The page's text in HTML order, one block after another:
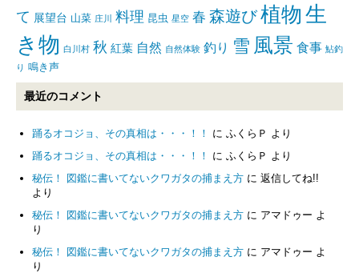
て 展望台 山菜 庄川 料理 昆虫 星空 春 森遊び植物 生
き物 白川村 秋 紅葉 自然 自然体験 釣り 雪 風景 食事 鮎釣
り 鳴き声
最近のコメント
踊るオコジョ、その真相は・・・！！ に ふくらＰ より
踊るオコジョ、その真相は・・・！！
に ふくらＰ より
秘伝！ 図鑑に書いてないクワガタの捕まえ方 に 返信してね!!
より
秘伝！ 図鑑に書いてないクワガタの捕まえ方 に アマドゥー よ
り
秘伝！ 図鑑に書いてないクワガタの捕まえ方 に アマドゥー よ
り